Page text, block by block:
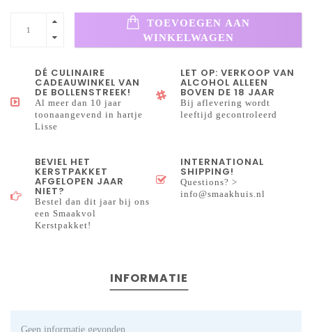
TOEVOEGEN AAN
WINKELWAGEN
DÉ CULINAIRE
CADEAUWINKEL VAN
DE BOLLENSTREEK!
Al meer dan 10 jaar
toonaangevend in hartje
Lisse
LET OP: VERKOOP VAN
ALCOHOL ALLEEN
BOVEN DE 18 JAAR
Bij aflevering wordt
leeftijd gecontroleerd
BEVIEL HET
KERSTPAKKET
AFGELOPEN JAAR
NIET?
Bestel dan dit jaar bij ons
een Smaakvol
Kerstpakket!
INTERNATIONAL
SHIPPING!
Questions? >
info@smaakhuis.nl
INFORMATIE
Geen informatie gevonden